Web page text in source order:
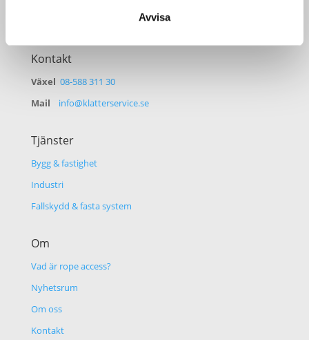
Avvisa
Kontakt
Växel 08-588 311 30
Mail info@klatterservice.se
Tjänster
Bygg & fastighet
Industri
Fallskydd & fasta system
Om
Vad är rope access?
Nyhetsrum
Om oss
Kontakt